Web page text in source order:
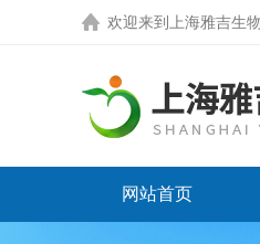
欢迎来到 上海雅吉生
网站首页